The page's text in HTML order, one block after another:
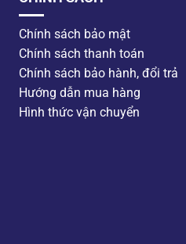
Chính sách bảo mật
Chính sách thanh toán
Chính sách bảo hành, đổi trả
Hướng dẫn mua hàng
Hình thức vận chuyển